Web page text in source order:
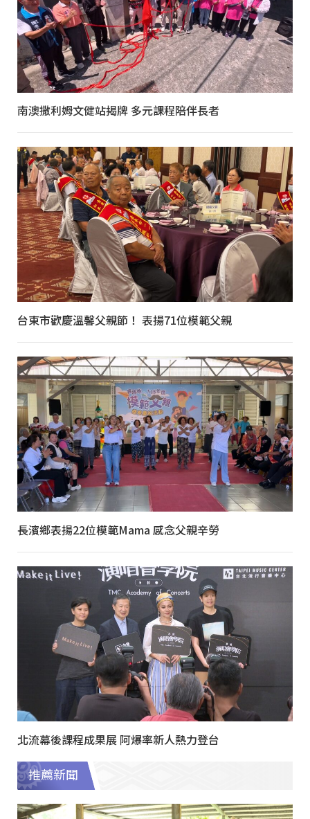
南澳撒利姆文健站揭牌 多元課程陪伴長者
台東市歡慶溫馨父親節！ 表揚71位模範父親
長濱鄉表揚22位模範Mama 感念父親辛勞
北流幕後課程成果展 阿爆率新人熱力登台
推薦新聞